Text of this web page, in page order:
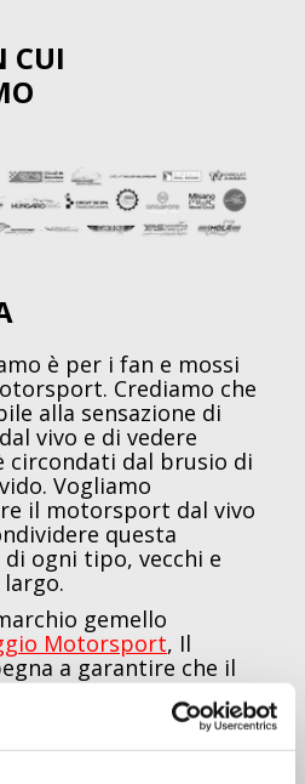
CUI
è per i fan e mossi
Crediamo che
alla sensazione di
vivo e di vedere
circondati dal brusio di
Vogliamo
il motorsport dal vivo
questa
ogni tipo, vecchi e
gemello
Motorsport, Il
a garantire che il
le informazioni
un servizio clienti